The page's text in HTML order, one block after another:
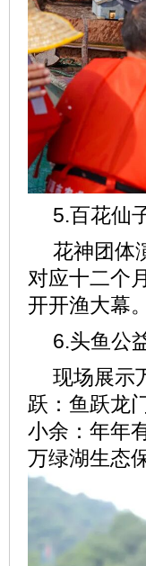
5.百花仙
花神团体
对应十二个
开开渔大幕。
6.头鱼公
现场展示
跃：鱼跃龙
小余：年年
万绿湖生态